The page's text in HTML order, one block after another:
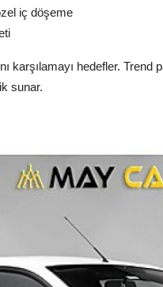
iç döşeme
karşılamayı hedefler.
sunar.